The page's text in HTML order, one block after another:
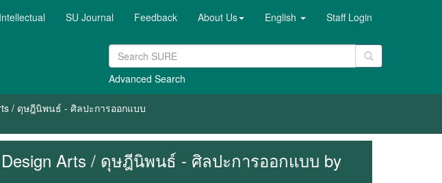
SU Journal Feedback About Us English Staff Login
Advanced Search
/ ดุษฎีนิพนธ์ - ศิลปะการออกแบบ
Design Arts / ดุษฎีนิพนธ์ - ศิลปะการออกแบบ by